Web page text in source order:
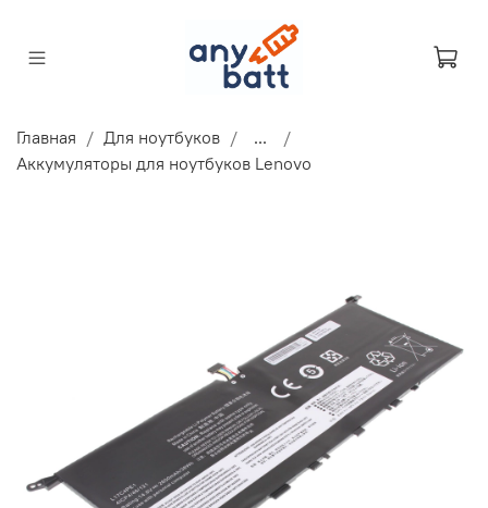
Главная Для ноутбуков
...
Аккумуляторы для ноутбуков Lenovo